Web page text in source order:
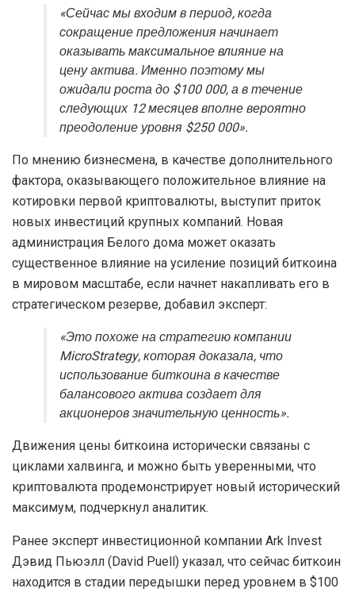
«Сейчас мы входим в период, когда
сокращение предложения начинает
оказывать максимальное влияние на
цену актива. Именно поэтому мы
ожидали роста до $100 000, а в течение
следующих 12 месяцев вполне вероятно
преодоление уровня $250 000».
По мнению бизнесмена, в качестве дополнительного
фактора, оказывающего положительное влияние на
котировки первой криптовалюты, выступит приток
новых инвестиций крупных компаний. Новая
администрация Белого дома может оказать
существенное влияние на усиление позиций биткоина
в мировом масштабе, если начнет накапливать его в
стратегическом резерве, добавил эксперт:
«Это похоже на стратегию компании
MicroStrategy, которая доказала, что
использование биткоина в качестве
балансового актива создает для
акционеров значительную ценность».
Движения цены биткоина исторически связаны с
циклами халвинга, и можно быть уверенными, что
криптовалюта продемонстрирует новый исторический
максимум, подчеркнул аналитик.
Ранее эксперт инвестиционной компании Ark Invest
Дэвид Пьюэлл (David Puell) указал, что сейчас биткоин
находится в стадии передышки перед уровнем в $100